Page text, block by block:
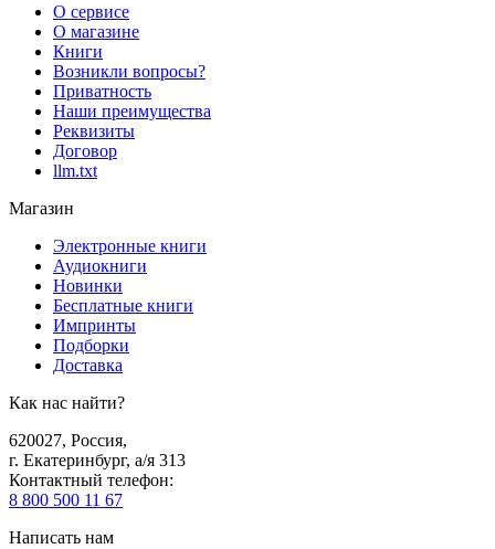
О сервисе
О магазине
Книги
Возникли вопросы?
Приватность
Наши преимущества
Реквизиты
Договор
llm.txt
Магазин
Электронные книги
Аудиокниги
Новинки
Бесплатные книги
Импринты
Подборки
Доставка
Как нас найти?
620027, Россия,
г. Екатеринбург, а/я 313
Контактный телефон:
8 800 500 11 67
Написать нам